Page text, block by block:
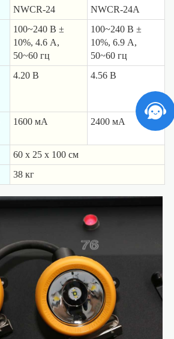
NWCR-24
NWCR-24A
100~240 В ±
10%, 4.6 A,
50~60 гц
100~240 В ±
10%, 6.9 A,
50~60 гц
4.20 B 4.56 B
1600 мA 2400 мA
60 x 25 x 100 cм
38 кг